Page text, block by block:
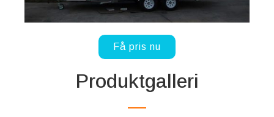
Få pris nu
Produktgalleri